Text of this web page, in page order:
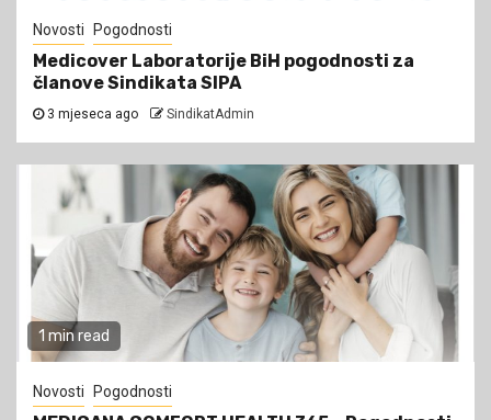
Novosti Pogodnosti
Medicover Laboratorije BiH pogodnosti za
članove Sindikata SIPA
3 mjeseca ago SindikatAdmin
1 min read
Novosti Pogodnosti